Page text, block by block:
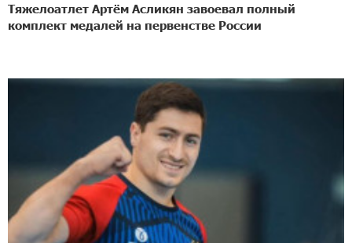
Тяжелоатлет Артём Асликян завоевал полный
комплект медалей на первенстве России